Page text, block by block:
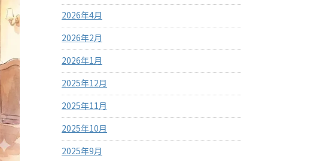
2026年4月
2026年2月
2026年1月
2025年12月
2025年11月
2025年10月
2025年9月